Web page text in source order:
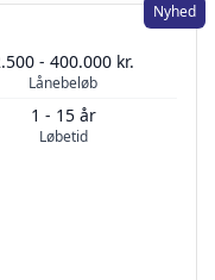
Nyhed
Lånebeløb
- 400.000 kr.
Løbetid
1 - 15 år